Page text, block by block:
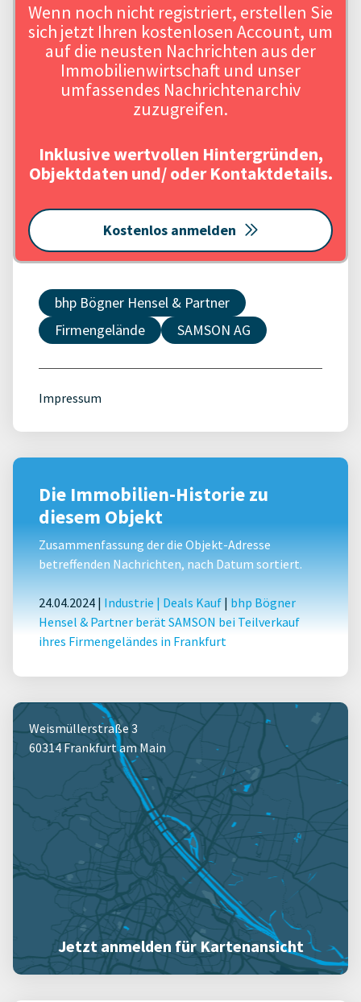
Wenn noch nicht registriert, erstellen Sie
sich jetzt Ihren kostenlosen Account, um
auf die neusten Nachrichten aus der
Immobilienwirtschaft und unser
umfassendes Nachrichtenarchiv
zuzugreifen.
Inklusive wertvollen Hintergründen,
Objektdaten und/ oder Kontaktdetails.
Kostenlos anmelden
bhp Bögner Hensel & Partner
Firmengelände
SAMSON AG
Impressum
Die Immobilien-Historie zu
diesem Objekt
Zusammenfassung der die Objekt-Adresse
betreffenden Nachrichten, nach Datum sortiert.
24.04.2024 | Industrie | Deals Kauf | bhp Bögner
Hensel & Partner berät SAMSON bei Teilverkauf
ihres Firmengeländes in Frankfurt
Weismüllerstraße 3
60314 Frankfurt am Main
Jetzt anmelden für Kartenansicht